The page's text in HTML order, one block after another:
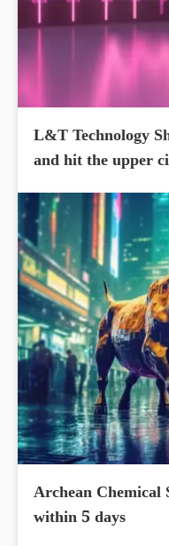
L&T Technology
and hit the upper
Archean Chemical
within 5 days